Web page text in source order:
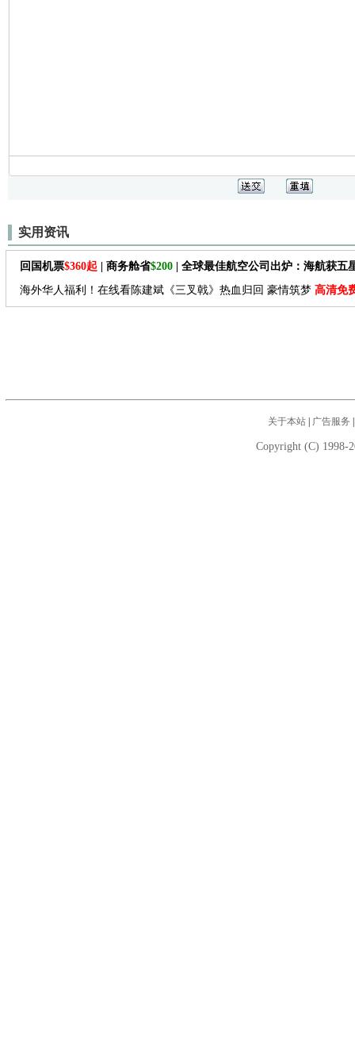
实用资讯
回国机票$360起 | 商务舱省$200 | 全球最佳航空公司出炉：海航获五
海外华人福利！在线看陈建斌《三叉戟》热血归回 豪情筑梦 高清免
关于本站| 广告服务
Copyright (C) 1998-